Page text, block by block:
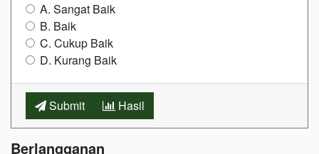
A. Sangat Baik
B. Baik
C. Cukup Baik
D. Kurang Baik
Submit Hasil
Berlangganan